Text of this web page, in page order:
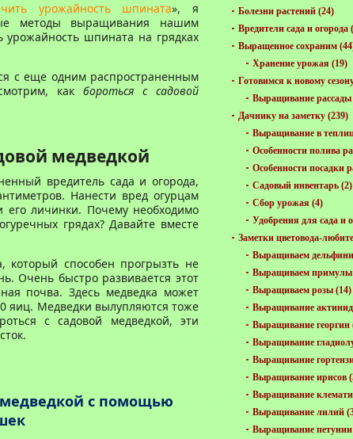
урожайность шпината», я
методы выращивания нашим
урожайность шпината на грядках
с еще одним распространенным
как бороться с садовой
медведкой
вредитель сада и огорода,
Нанести вред огурцам
личинки. Почему необходимо
грядах? Давайте вместе
который способен прогрызть не
Очень быстро развивается этот
почва. Здесь медведка может
яиц. Медведки вылупляются тоже
с садовой медведкой, эти
медведкой с помощью
Болезни растений (24)
Вредители сада и огорода
Выращенное сохраним
Хранение урожая (19)
Готовимся к новому
Выращивание рассады
Дачнику на заметку (239)
Выращивание в
Особенности полива
Особенности посадки
Садовый инвентарь (2)
Сбор урожая (4)
Удобрения для сада и
Заметки цветовода-
Выращиваем
Выращиваем примулы
Выращиваем розы (14)
Выращивание
Выращивание георгин
Выращивание
Выращивание
Выращивание ирисов
Выращивание
Выращивание лилий
Выращивание петунии